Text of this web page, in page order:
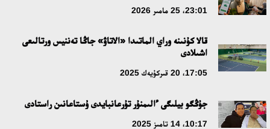
23:01، 25 مامىر 2026
قالا كۇنىنە وراي الماتىدا «الاتاۋ» جاڭا تەننيس ورتالىعى
اشىلادى
17:05، 20 قىركۇيەك 2025
جۇڭگو بيلىگى ءالىمنۇر تۇرعانبايدى ۇستاعانىن راستادى
10:17، 14 تامىز 2025